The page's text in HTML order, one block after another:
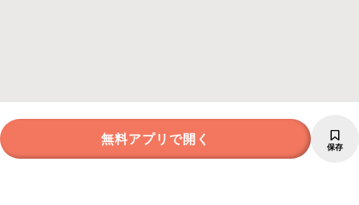
無料アプリで開く 保存